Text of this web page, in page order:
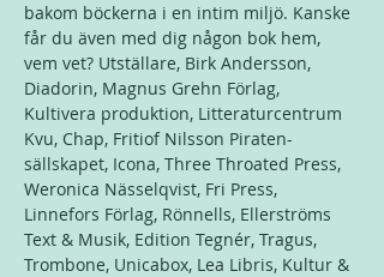
bakom böckerna i en intim miljö. Kanske
får du även med dig någon bok hem,
vem vet? Utställare, Birk Andersson,
Diadorin, Magnus Grehn Förlag,
Kultivera produktion, Litteraturcentrum
Kvu, Chap, Fritiof Nilsson Piraten-
sällskapet, Icona, Three Throated Press,
Weronica Nässelqvist, Fri Press,
Linnefors Förlag, Rönnells, Ellerströms
Text & Musik, Edition Tegnér, Tragus,
Trombone, Unicabox, Lea Libris, Kultur &